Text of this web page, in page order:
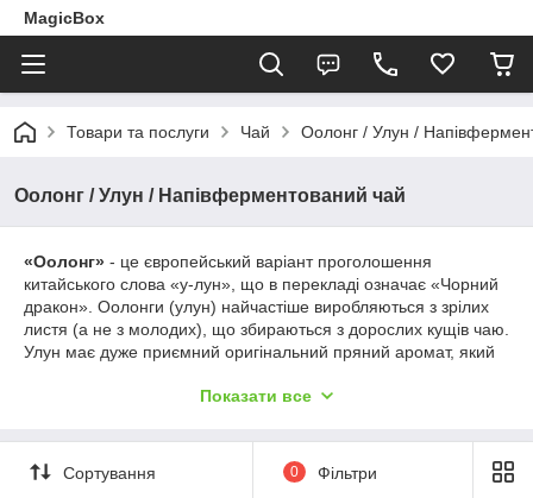
MagicBox
Товари та послуги Чай Оолонг / Улун /
Оолонг / Улун / Напівферментований чай
«Оолонг» - це європейський варіант проголошення
китайського слова «у-лун», що в перекладі означає «Чорний
дракон». Оолонги (улун) найчастіше виробляються з зрілих
листя (а не з молодих), що збираються з дорослих кущів чаю.
Улун має дуже приємний оригінальний пряний аромат, який
ефірних масел в чайному листі чай улун не має собі рівних.
себе свіжість і чистоту зеленого чаю, насиченість і солодкість
червоного, і запашний аромат квіткового чаю. Ступінь
ферментації класичних улунов 40-50%. Улуни мають
Показати все
Сортування 0 Фільтри